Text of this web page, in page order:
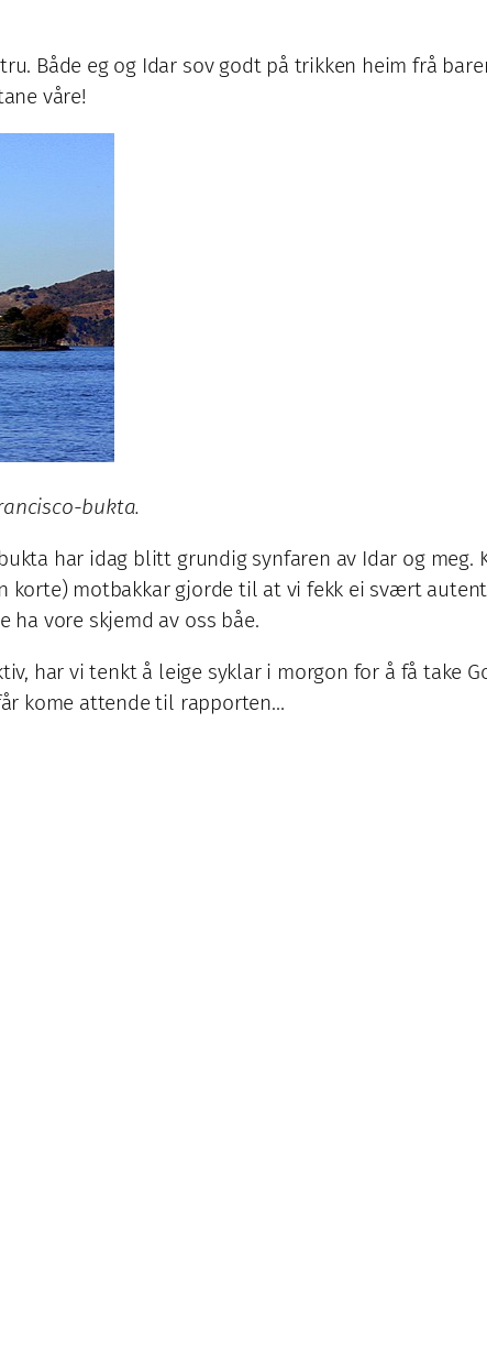
Både eg og Idar sov godt på trikken heim frå
våre!
bukta.
har idag blitt grundig synfaren av Idar og
motbakkar gjorde til at vi fekk ei svært
ha vore skjemd av oss båe.
har vi tenkt å leige syklar i morgon for å få take
kome attende til rapporten…